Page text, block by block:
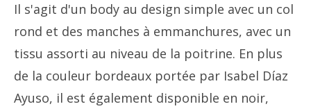
Il s'agit d'un body au design simple avec un col
rond et des manches à emmanchures, avec un
tissu assorti au niveau de la poitrine. En plus
de la couleur bordeaux portée par Isabel Díaz
Ayuso, il est également disponible en noir,